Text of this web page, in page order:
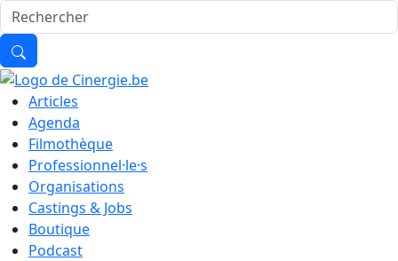
Articles
Agenda
Filmothèque
Professionnel·le·s
Organisations
Castings & Jobs
Boutique
Podcast